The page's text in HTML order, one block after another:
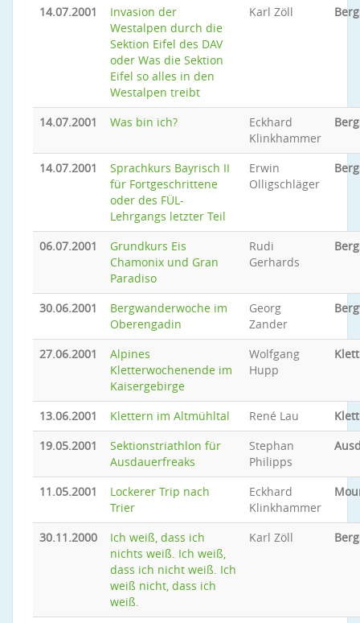
14.07.2001
Invasion der
Westalpen durch die
Sektion Eifel des DAV
oder Was die Sektion
Eifel so alles in den
Westalpen treibt
Karl Zöll
14.07.2001 Was bin ich?
Eckhard
Klinkhammer
14.07.2001
Sprachkurs Bayrisch II
für Fortgeschrittene
oder des FÜL-
Lehrgangs letzter Teil
Erwin
Olligschläger
06.07.2001
Grundkurs Eis
Chamonix und Gran
Paradiso
Rudi
Gerhards
30.06.2001
Bergwanderwoche im
Oberengadin
Georg
Zander
27.06.2001
Alpines
Kletterwochenende im
Kaisergebirge
Wolfgang
Hupp
13.06.2001 Klettern im Altmühltal René Lau
19.05.2001
Sektionstriathlon für
Ausdauerfreaks
Stephan
Philipps
11.05.2001
Lockerer Trip nach
Trier
Eckhard
Klinkhammer
30.11.2000
Ich weiß, dass ich
nichts weiß. Ich weiß,
dass ich nicht weiß. Ich
weiß nicht, dass ich
weiß.
Karl Zöll